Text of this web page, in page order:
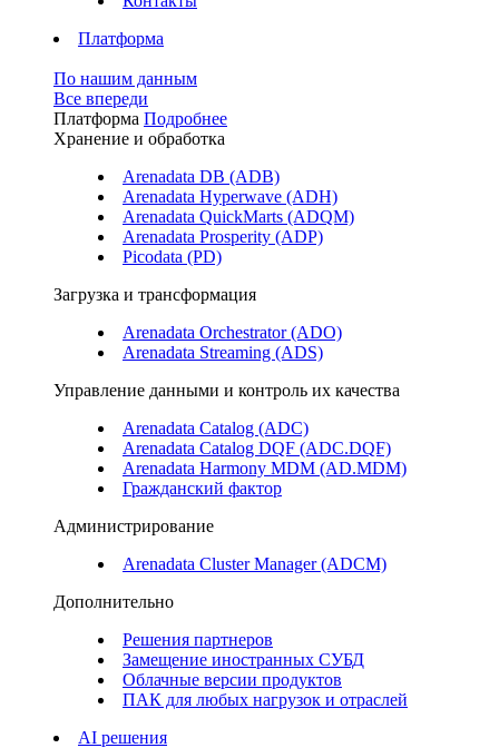
Платформа
По нашим данным
Все впереди
Платформа Подробнее
Хранение и обработка
Arenadata DB (ADB)
Arenadata Hyperwave (ADH)
Arenadata QuickMarts (ADQM)
Arenadata Prosperity (ADP)
Picodata (PD)
Загрузка и трансформация
Arenadata Orchestrator (ADO)
Arenadata Streaming (ADS)
Управление данными и контроль их качества
Arenadata Catalog (ADC)
Arenadata Catalog DQF (ADС.DQF)
Arenadata Harmony MDM (AD.MDM)
Гражданский фактор
Администрирование
Arenadata Cluster Manager (ADCM)
Дополнительно
Решения партнеров
Замещение иностранных СУБД
Облачные версии продуктов
ПАК для любых нагрузок и отраслей
AI решения